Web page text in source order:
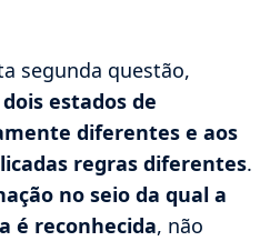
segunda questão,
estados de
diferentes e aos
regras diferentes.
no seio da qual a
é reconhecida, não